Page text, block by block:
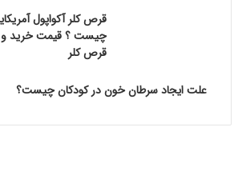
قرص کلر آکواپول
چیست ؟ قیمت خرید
قرص کلر
علت ایجاد سرطان خون در کودکان چیست؟